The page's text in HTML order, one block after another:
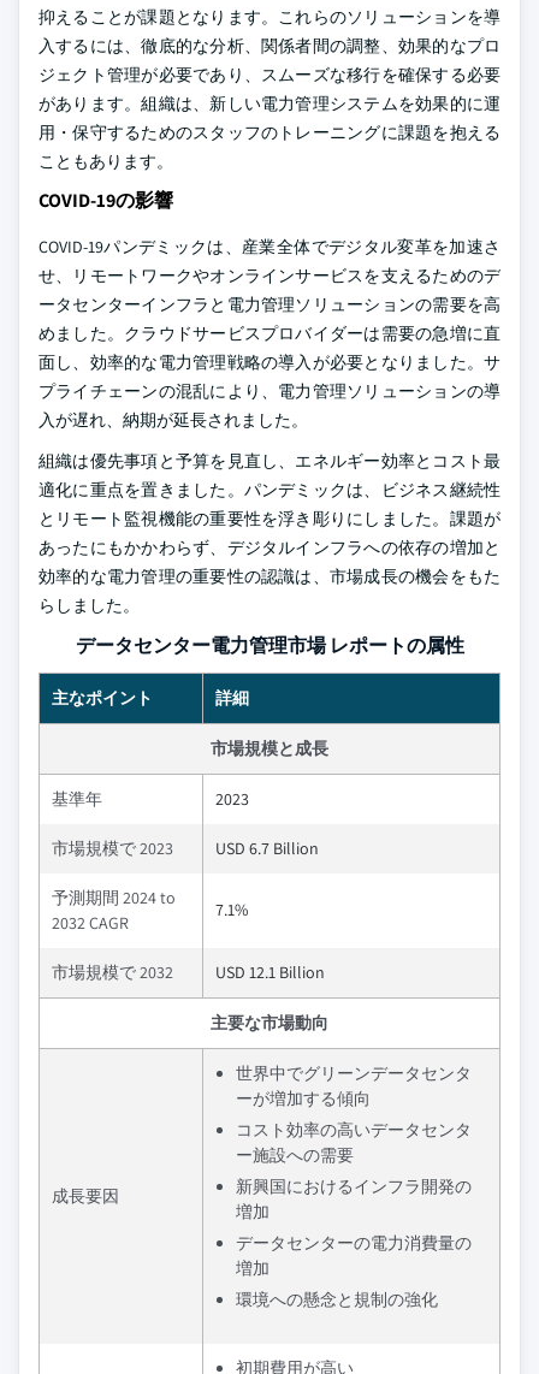
抑えることが課題となります。これらのソリューションを導
入するには、徹底的な分析、関係者間の調整、効果的なプロ
ジェクト管理が必要であり、スムーズな移行を確保する必要
があります。組織は、新しい電力管理システムを効果的に運
用・保守するためのスタッフのトレーニングに課題を抱える
こともあります。
COVID-19の影響
COVID-19パンデミックは、産業全体でデジタル変革を加速さ
せ、リモートワークやオンラインサービスを支えるためのデ
ータセンターインフラと電力管理ソリューションの需要を高
めました。クラウドサービスプロバイダーは需要の急増に直
面し、効率的な電力管理戦略の導入が必要となりました。サ
プライチェーンの混乱により、電力管理ソリューションの導
入が遅れ、納期が延長されました。
組織は優先事項と予算を見直し、エネルギー効率とコスト最
適化に重点を置きました。パンデミックは、ビジネス継続性
とリモート監視機能の重要性を浮き彫りにしました。課題が
あったにもかかわらず、デジタルインフラへの依存の増加と
効率的な電力管理の重要性の認識は、市場成長の機会をもた
らしました。
データセンター電力管理市場 レポートの属性
主なポイント 詳細
市場規模と成長
基準年 2023
市場規模で 2023 USD 6.7 Billion
予測期間 2024 to
2032 CAGR
7.1%
市場規模で 2032 USD 12.1 Billion
主要な市場動向
成長要因
世界中でグリーンデータセンタ
ーが増加する傾向
コスト効率の高いデータセンタ
ー施設への需要
新興国におけるインフラ開発の
増加
データセンターの電力消費量の
増加
環境への懸念と規制の強化
初期費用が高い